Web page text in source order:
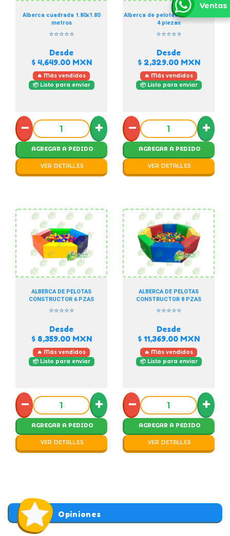
Alberca cuadrada 1.80x1.80
metros
⭐⭐⭐⭐⭐
Desde
$ 4,649.00MXN
🔥 Más vendidos
📦 Listo para enviar
− +
AGREGAR A PEDIDO
VER DETALLES
Alberca de pelotas constructor
4 piezas
⭐⭐⭐⭐⭐
Desde
$ 2,329.00MXN
🔥 Más vendidos
📦 Listo para enviar
− +
AGREGAR A PEDIDO
VER DETALLES
ALBERCA DE PELOTAS
CONSTRUCTOR 6 PZAS
⭐⭐⭐⭐⭐
Desde
$ 8,359.00MXN
🔥 Más vendidos
📦 Listo para enviar
− +
AGREGAR A PEDIDO
VER DETALLES
ALBERCA DE PELOTAS
CONSTRUCTOR 8 PZAS
⭐⭐⭐⭐⭐
Desde
$ 11,369.00 MXN
🔥 Más vendidos
📦 Listo para enviar
− +
AGREGAR A PEDIDO
VER DETALLES
Opiniones
Ventas